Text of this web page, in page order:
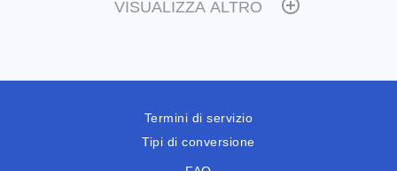
VISUALIZZA ALTRO
Termini di servizio
Tipi di conversione